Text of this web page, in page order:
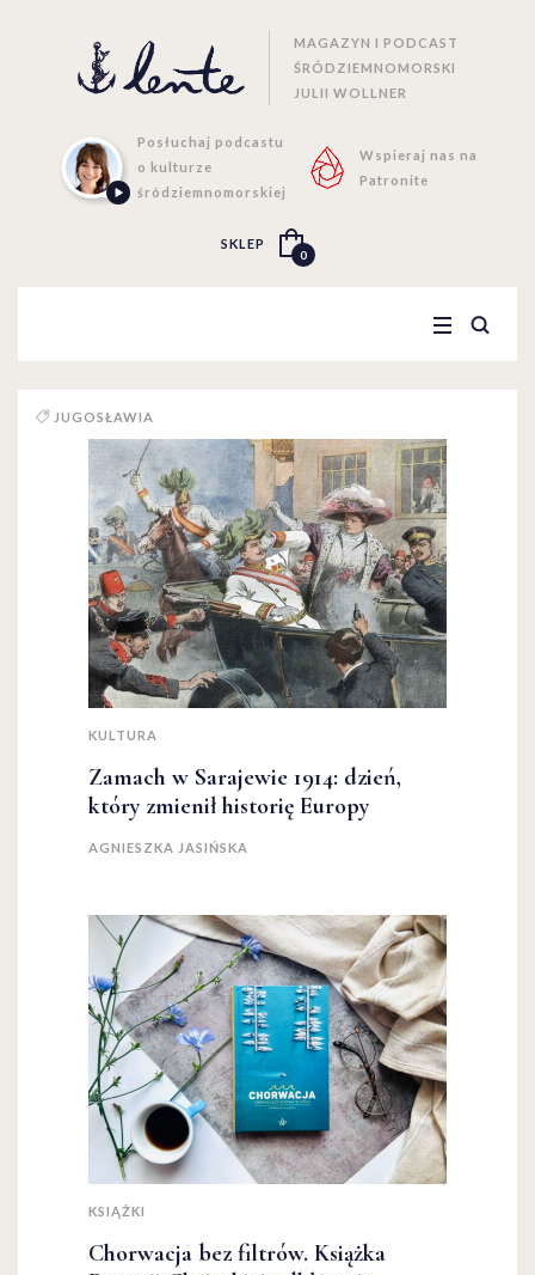
MAGAZYN I PODCAST
ŚRÓDZIEMNOMORSKI
JULII WOLLNER
Posłuchaj podcastu
o kulturze
śródziemnomorskiej
Wspieraj nas na
Patronite
SKLEP
0
JUGOSŁAWIA
KULTURA
Zamach w Sarajewie 1914: dzień,
który zmienił historię Europy
AGNIESZKA JASIŃSKA
KSIĄŻKI
Chorwacja bez filtrów. Książka